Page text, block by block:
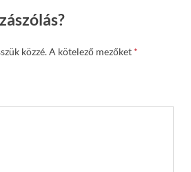
közzé.A kötelező mezőket *